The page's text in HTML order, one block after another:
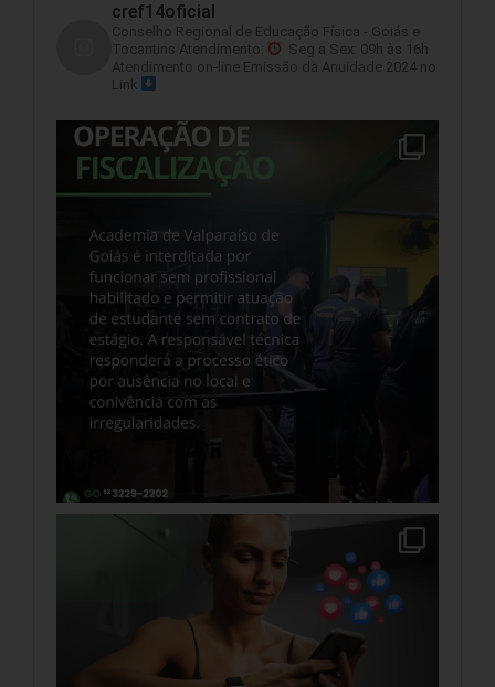
cref14oficial
Conselho Regional de Educação Física - Goiás e
Tocantins Atendimento:
Seg a Sex: 09h às 16h
Atendimento on-line Emissão da Anuidade 2024 no
Link